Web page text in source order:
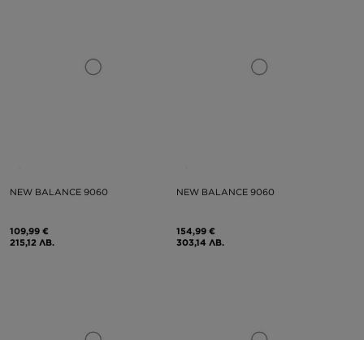
NEW BALANCE 9060
109,99 €
215,12 ЛВ.
NEW BALANCE 9060
154,99 €
303,14 ЛВ.